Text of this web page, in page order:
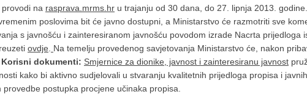
provodi na rasprava.mrms.hr u trajanju od 30 dana, do 27. lipnja 2013.
poslovima bit će javno dostupni, a Ministarstvo će razmotriti sve
s javnošću i zainteresiranom javnošću povodom izrade Nacrta prijedloga
ovdje
Na temelju provedenog savjetovanja Ministarstvo će, nakon
Korisni dokumenti: Smjernice za dionike, javnost i zainteresiranu javnost
kako bi aktivno sudjelovali u stvaranju kvalitetnih prijedloga propisa i
postupka procjene učinaka propisa.